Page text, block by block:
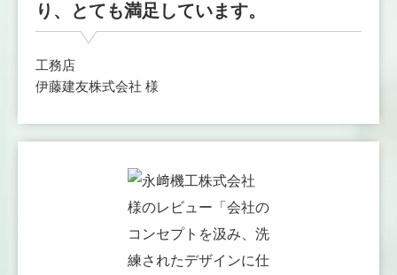
り、とても満足しています。
工務店
伊藤建友株式会社 様